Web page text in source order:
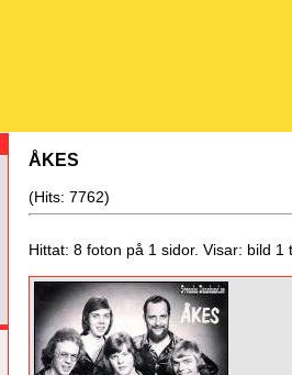
ÅKES
(Hits: 7762)
Hittat: 8 foton på 1 sidor. Visar: bild 1